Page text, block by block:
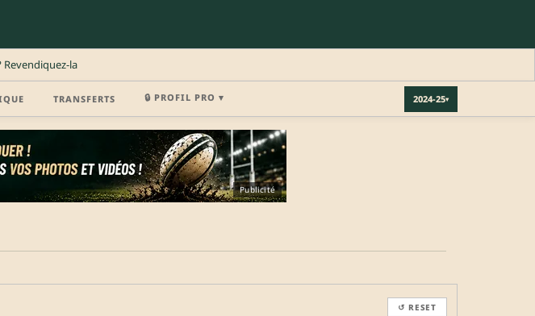
Revendiquez-la
TRANSFERTS 🔒 PROFIL PRO ▾ 2024-25▾
REJOINDRE LA COMMUNAUTÉ
Publicité
↺ RESET